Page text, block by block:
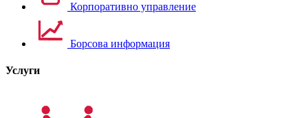
Корпоративно управление
Борсова информация
Услуги